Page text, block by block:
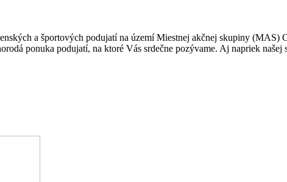
a športových podujatí na území Miestnej akčnej skupiny (MAS)
ponuka podujatí, na ktoré Vás srdečne pozývame. Aj napriek